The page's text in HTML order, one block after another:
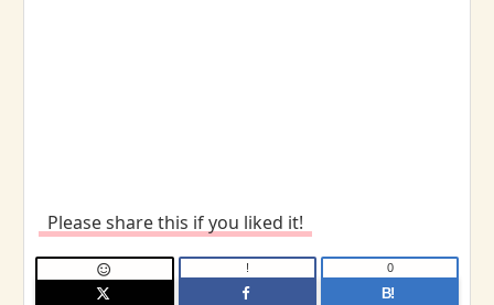
Please share this if you liked it!
 !
B!
0